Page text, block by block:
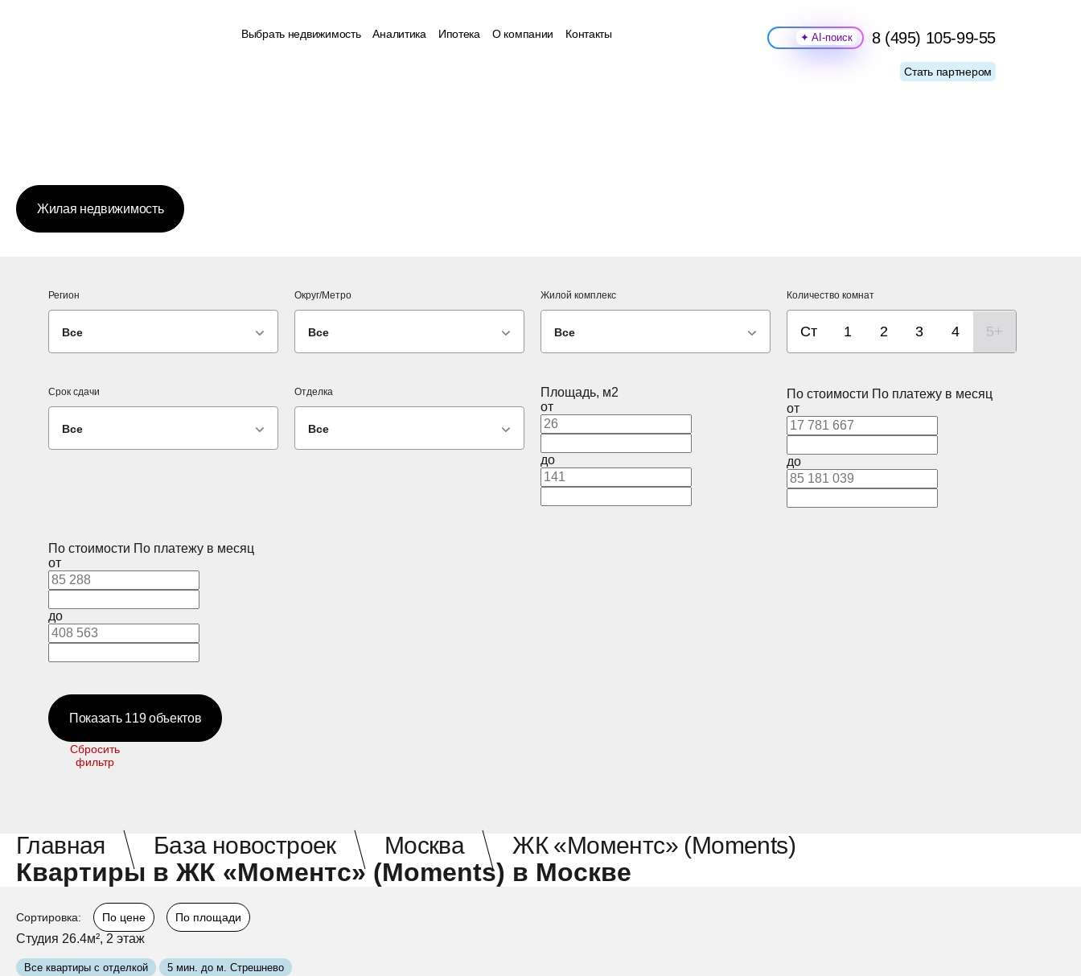
Выбрать недвижимость Аналитика Ипотека О компании Контакты Поиск 8 (495) 105-99-55
Стать партнером
Жилая недвижимость
Регион
Все
Округ/Метро
Все
Жилой комплекс
Все
Количество комнат
Ст 1 2 3 4 5+
Срок сдачи
Все
Отделка
Все
Площадь, м2
от
до
По стоимости По платежу в месяц
от
до
По стоимости По платежу в месяц
от
до
Показать 119 объектов
Сбросить
фильтр
Главная База новостроек Москва ЖК «Моментс» (Moments)
Квартиры в ЖК «Моментс» (Moments) в Москве
Сортировка: По цене По площади
Студия 26.4м², 2 этаж
Все квартиры с отделкой 5 мин. до м. Стрешнево